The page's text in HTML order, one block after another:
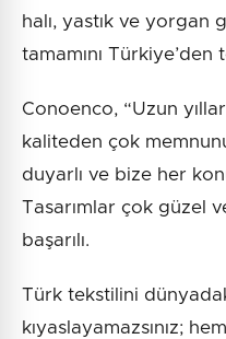
halı, yastık ve yorgan
tamamını
Conoenco, “Uzun
kaliteden çok
duyarlı ve bize her
Tasarımlar çok güzel
başarılı.
Türk tekstilini
kıyaslayamazsınız;